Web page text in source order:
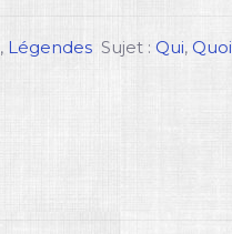
, Légendes Sujet :Qui,Quoi